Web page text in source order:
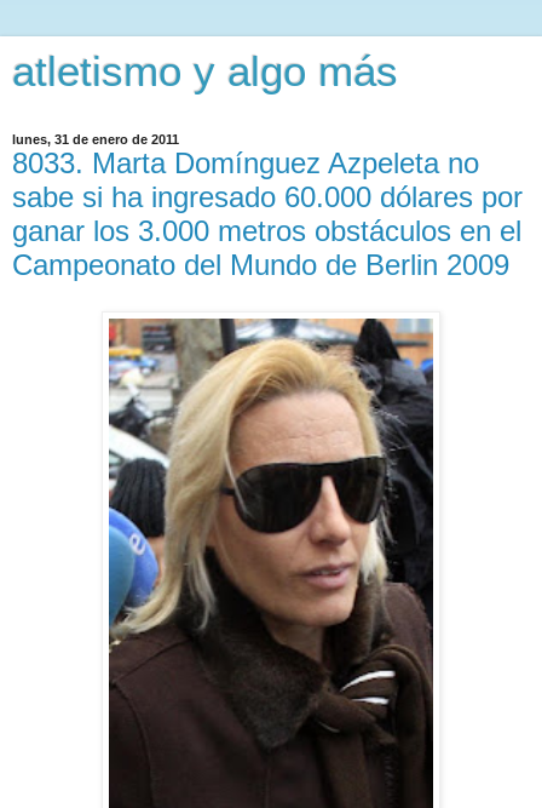
atletismo y algo más
lunes, 31 de enero de 2011
8033. Marta Domínguez Azpeleta no
sabe si ha ingresado 60.000 dólares por
ganar los 3.000 metros obstáculos en el
Campeonato del Mundo de Berlin 2009